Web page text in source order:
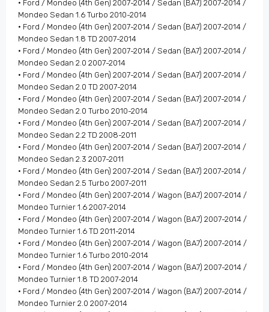
• Ford / Mondeo (4th Gen) 2007-2014 / Sedan (BA7) 2007-2014 /
Mondeo Sedan 1.6 Turbo 2010-2014
• Ford / Mondeo (4th Gen) 2007-2014 / Sedan (BA7) 2007-2014 /
Mondeo Sedan 1.8 TD 2007-2014
• Ford / Mondeo (4th Gen) 2007-2014 / Sedan (BA7) 2007-2014 /
Mondeo Sedan 2.0 2007-2014
• Ford / Mondeo (4th Gen) 2007-2014 / Sedan (BA7) 2007-2014 /
Mondeo Sedan 2.0 TD 2007-2014
• Ford / Mondeo (4th Gen) 2007-2014 / Sedan (BA7) 2007-2014 /
Mondeo Sedan 2.0 Turbo 2010-2014
• Ford / Mondeo (4th Gen) 2007-2014 / Sedan (BA7) 2007-2014 /
Mondeo Sedan 2.2 TD 2008-2011
• Ford / Mondeo (4th Gen) 2007-2014 / Sedan (BA7) 2007-2014 /
Mondeo Sedan 2.3 2007-2011
• Ford / Mondeo (4th Gen) 2007-2014 / Sedan (BA7) 2007-2014 /
Mondeo Sedan 2.5 Turbo 2007-2011
• Ford / Mondeo (4th Gen) 2007-2014 / Wagon (BA7) 2007-2014 /
Mondeo Turnier 1.6 2007-2014
• Ford / Mondeo (4th Gen) 2007-2014 / Wagon (BA7) 2007-2014 /
Mondeo Turnier 1.6 TD 2011-2014
• Ford / Mondeo (4th Gen) 2007-2014 / Wagon (BA7) 2007-2014 /
Mondeo Turnier 1.6 Turbo 2010-2014
• Ford / Mondeo (4th Gen) 2007-2014 / Wagon (BA7) 2007-2014 /
Mondeo Turnier 1.8 TD 2007-2014
• Ford / Mondeo (4th Gen) 2007-2014 / Wagon (BA7) 2007-2014 /
Mondeo Turnier 2.0 2007-2014